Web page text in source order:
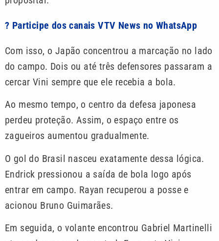
? Participe dos canais VTV News no WhatsApp
Com isso, o Japão concentrou a marcação no lado
do campo. Dois ou até três defensores passaram a
cercar Vini sempre que ele recebia a bola.
Ao mesmo tempo, o centro da defesa japonesa
perdeu proteção. Assim, o espaço entre os
zagueiros aumentou gradualmente.
O gol do Brasil nasceu exatamente dessa lógica.
Endrick pressionou a saída de bola logo após
entrar em campo. Rayan recuperou a posse e
acionou Bruno Guimarães.
Em seguida, o volante encontrou Gabriel Martinelli